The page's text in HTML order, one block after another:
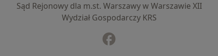
Sąd Rejonowy dla m.st. Warszawy w Warszawie XII
Wydział Gospodarczy KRS